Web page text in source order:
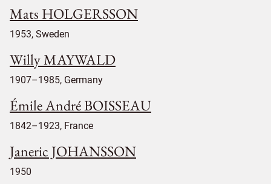
Mats HOLGERSSON
1953, Sweden
Willy MAYWALD
1907–1985, Germany
Émile André BOISSEAU
1842–1923, France
Janeric JOHANSSON
1950